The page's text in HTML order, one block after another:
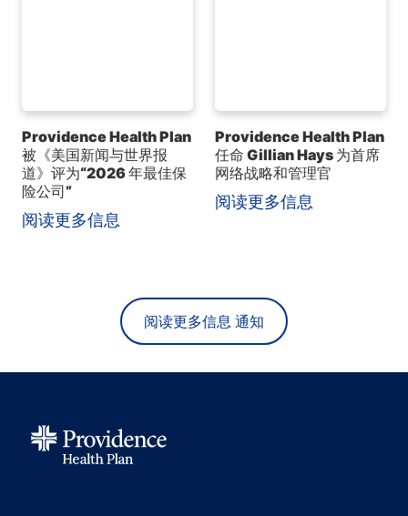
Providence Health Plan
被《美国新闻与世界报
道》评为“2026 年最佳保
险公司”
阅读更多信息
Providence Health Plan
任命 Gillian Hays 为首席
网络战略和管理官
阅读更多信息
阅读更多信息 通知